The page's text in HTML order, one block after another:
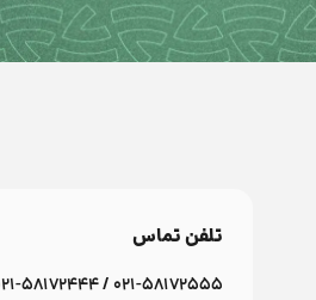
تلفن تماس
۰۲۱-۵۸۱۷۲۵۵۵ / ۰۲۱-۵۸۱۷۲۴۴۴